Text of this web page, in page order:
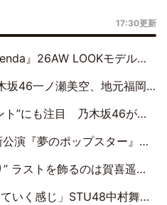
17:30更新
』26AW LOOKモデルに就任
元福岡『めんべい25周年トップサポーター』に就任
坂46が挑んだ書道パフォーマンスの舞台裏
プスター』 初日から全身全霊のステージ
ぶりの登場に「5年分大人になった私を見ていただけたら」
STU48中村舞、新しい挑戦は自らの手で